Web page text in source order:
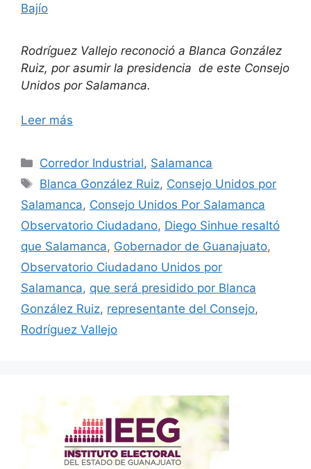
Bajío
Rodríguez Vallejo reconoció a Blanca González
Ruiz, por asumir la presidencia de este Consejo
Unidos por Salamanca.
Leer más
Categorías
Corredor Industrial, Salamanca
Etiquetas
Blanca González Ruiz, Consejo Unidos por
Salamanca, Consejo Unidos Por Salamanca
Observatorio Ciudadano, Diego Sinhue resaltó
que Salamanca, Gobernador de Guanajuato,
Observatorio Ciudadano Unidos por
Salamanca, que será presidido por Blanca
González Ruiz, representante del Consejo,
Rodríguez Vallejo